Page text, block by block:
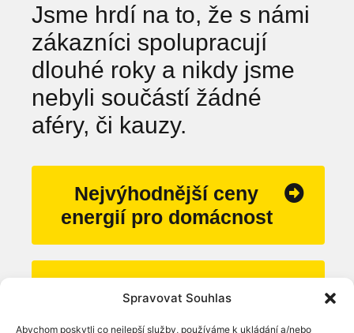
Spravovat Souhlas
Abychom poskytli co nejlepší služby, používáme k ukládání a/nebo
Jsme hrdí na to, že s námi
zákazníci spolupracují
dlouhé roky a nikdy jsme
nebyli součástí žádné
aféry, či kauzy.
Nejvýhodnější ceny
energií pro domácnost
Nejvýhodnější ceny
energií pro firmu